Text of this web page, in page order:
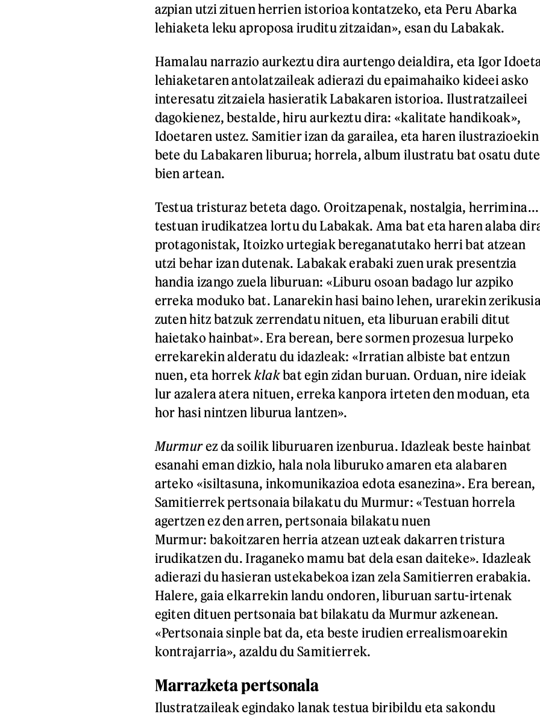
azpian utzi zituen herrien istorioa kontatzeko, eta Peru Abarka
lehiaketa leku aproposa iruditu zitzaidan», esan du Labakak.
Hamalau narrazio aurkeztu dira aurtengo deialdira, eta Igor
lehiaketaren antolatzaileak adierazi du epaimahaiko kideei asko
interesatu zitzaiela hasieratik Labakaren istorioa. Ilustratzaileei
dagokienez, bestalde, hiru aurkeztu dira: «kalitate handikoak»,
Idoetaren ustez. Samitier izan da garailea, eta haren ilustrazioekin
bete du Labakaren liburua; horrela, album ilustratu bat osatu dute
bien artean.
Testua tristuraz beteta dago. Oroitzapenak, nostalgia, herrimina...
testuan irudikatzea lortu du Labakak. Ama bat eta haren alaba
protagonistak, Itoizko urtegiak bereganatutako herri bat atzean
utzi behar izan dutenak. Labakak erabaki zuen urak presentzia
handia izango zuela liburuan: «Liburu osoan badago lur azpiko
erreka moduko bat. Lanarekin hasi baino lehen, urarekin
zuten hitz batzuk zerrendatu nituen, eta liburuan erabili ditut
haietako hainbat». Era berean, bere sormen prozesua lurpeko
errekarekin alderatu du idazleak: «Irratian albiste bat entzun
nuen, eta horrek klakbat egin zidan buruan. Orduan, nire ideiak
lur azalera atera nituen, erreka kanpora irteten den moduan, eta
hor hasi nintzen liburua lantzen».
Murmurez da soilik liburuaren izenburua. Idazleak beste hainbat
esanahi eman dizkio, hala nola liburuko amaren eta alabaren
arteko «isiltasuna, inkomunikazioa edota esanezina». Era berean,
Samitierrek pertsonaia bilakatu du Murmur: «Testuan horrela
agertzen ez den arren, pertsonaia bilakatu nuen
Murmur: bakoitzaren herria atzean uzteak dakarren tristura
irudikatzen du. Iraganeko mamu bat dela esan daiteke». Idazleak
adierazi du hasieran ustekabekoa izan zela Samitierren erabakia.
Halere, gaia elkarrekin landu ondoren, liburuan sartu-irtenak
egiten dituen pertsonaia bat bilakatu da Murmur azkenean.
«Pertsonaia sinple bat da, eta beste irudien errealismoarekin
kontrajarria», azaldu du Samitierrek.
Marrazketa pertsonala
Ilustratzaileak egindako lanak testua biribildu eta sakondu